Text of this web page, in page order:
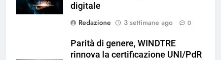
digitale
Redazione
3 settimane ago 0
Parità di genere, WINDTRE
rinnova la certificazione UNI/PdR